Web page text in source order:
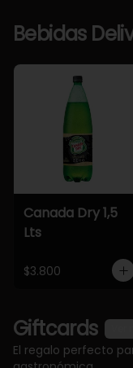
Bebidas
Canada Dry 1,5
Lts
$3.800
Giftcards
El regalo perfecto